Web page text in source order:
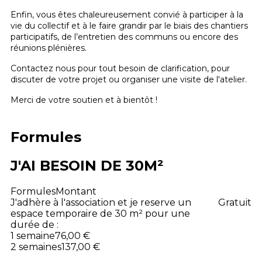
Enfin, vous êtes chaleureusement convié à participer à la
vie du collectif et à le faire grandir par le biais des chantiers
participatifs, de l’entretien des communs ou encore des
réunions plénières.
Contactez nous pour tout besoin de clarification, pour
discuter de votre projet ou organiser une visite de l'atelier.
Merci de votre soutien et à bientôt !
Formules
J'AI BESOIN DE 30M²
FormulesMontant
J'adhère à l'association et je reserve un
espace temporaire de 30 m² pour une
durée de :
Gratuit
1 semaine76,00 €
2 semaines137,00 €